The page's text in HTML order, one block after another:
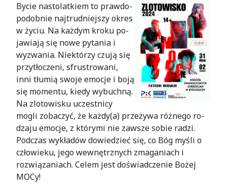
Bycie na­sto­lat­kiem to praw­do­
po­dob­nie naj­trud­niej­szy okres
w życiu. Na każ­dym kroku po­
ja­wia­ją się nowe py­ta­nia i
wyz­wa­nia. Niektórzy czują się
przy­tło­czeni, sfrustrowani,
inni tłu­mią swo­je emoc­je i boją
się mo­men­tu, kiedy wy­buch­ną.
Na zlotowisku uczestnicy
mogli zobaczyć, że każdy(a) prze­żywa róż­nego ro­
dzaju emocje, z którymi nie zawsze sobie radzi.
Pod­czas wy­kła­dów dowiedzieć się, co Bóg myśli o
człowieku, jego we­wnętrz­nych zma­ganiach i
rozwiązaniach. Celem jest doświadczenie Bożej
MOCy!